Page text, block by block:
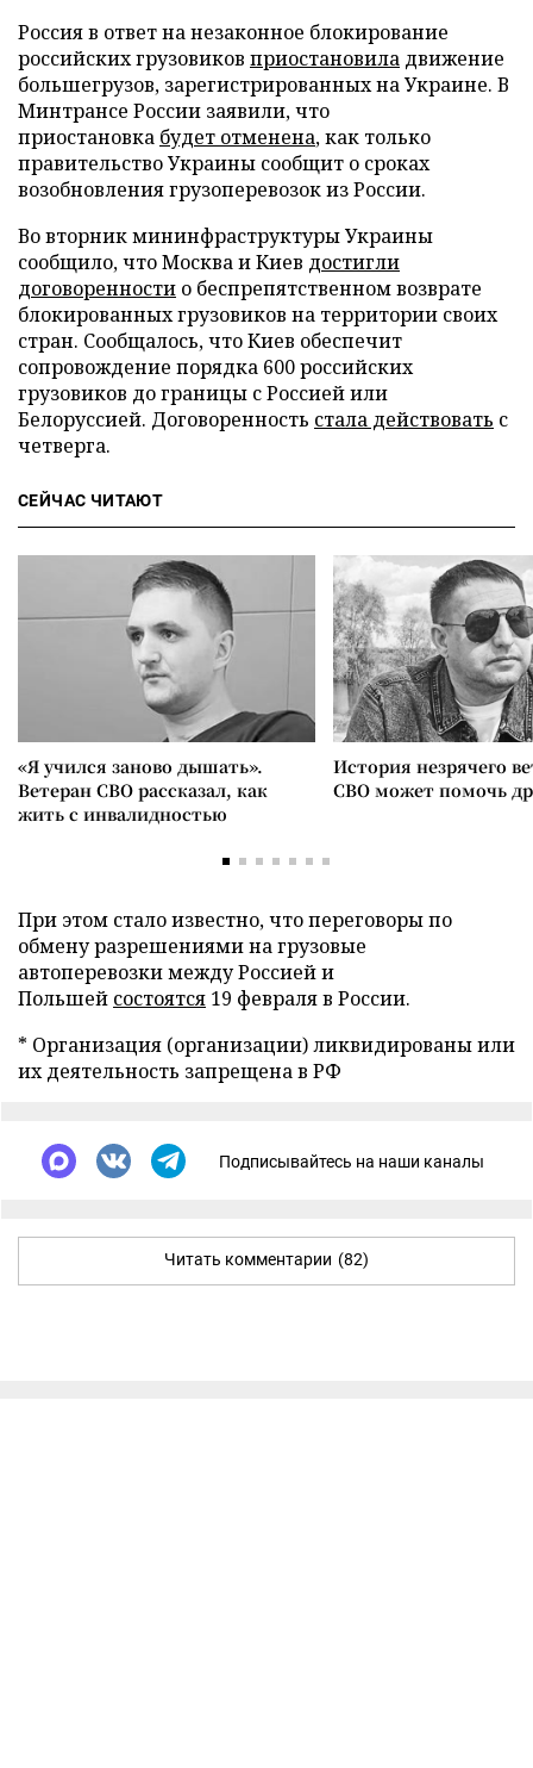
Россия в ответ на незаконное блокирование
российских грузовиков приостановила движение
большегрузов, зарегистрированных на Украине. В
Минтрансе России заявили, что
приостановка будет отменена, как только
правительство Украины сообщит о сроках
возобновления грузоперевозок из России.
Во вторник мининфраструктуры Украины
сообщило, что Москва и Киев достигли
договоренности о беспрепятственном возврате
блокированных грузовиков на территории своих
стран. Сообщалось, что Киев обеспечит
сопровождение порядка 600 российских
грузовиков до границы с Россией или
Белоруссией. Договоренность стала действовать с
четверга.
СЕЙЧАС ЧИТАЮТ
«Я учился заново дышать».
Ветеран СВО рассказал, как
жить с инвалидностью
История незрячего
СВО может помочь
При этом стало известно, что переговоры по
обмену разрешениями на грузовые
автоперевозки между Россией и
Польшей состоятся 19 февраля в России.
* Организация (организации) ликвидированы или
их деятельность запрещена в РФ
Подписывайтесь на наши каналы
Читать комментарии (82)